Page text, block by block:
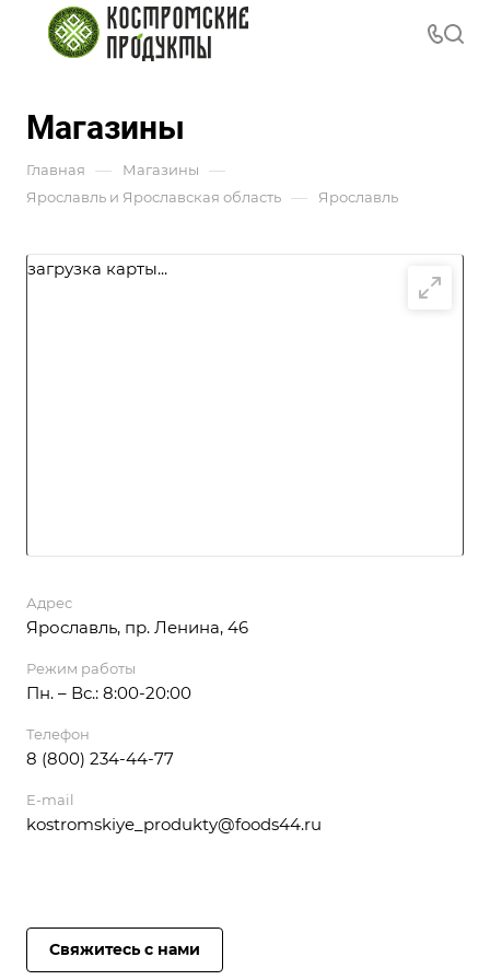
Магазины
Главная — Магазины —
Ярославль и Ярославская область — Ярославль
Адрес
Ярославль, пр. Ленина, 46
Режим работы
Пн. – Вс.: 8:00-20:00
Телефон
8 (800) 234-44-77
E-mail
kostromskiye_produkty@foods44.ru
Свяжитесь с нами
загрузка карты...